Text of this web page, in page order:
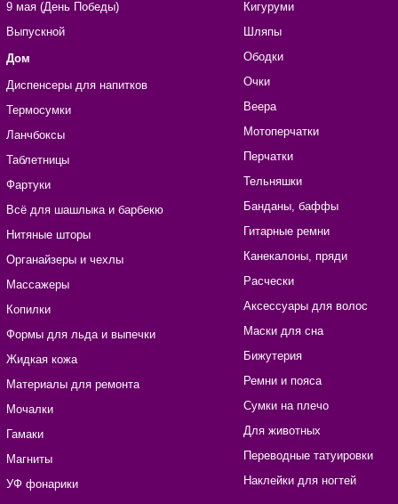
9 мая (День Победы)
Выпускной
Дом
Диспенсеры для напитков
Термосумки
Ланчбоксы
Таблетницы
Фартуки
Всё для шашлыка и барбекю
Нитяные шторы
Органайзеры и чехлы
Массажеры
Копилки
Формы для льда и выпечки
Жидкая кожа
Материалы для ремонта
Мочалки
Гамаки
Магниты
УФ фонарики
Кигуруми
Шляпы
Ободки
Очки
Веера
Мотоперчатки
Перчатки
Тельняшки
Банданы, баффы
Гитарные ремни
Канекалоны, пряди
Расчески
Аксессуары для волос
Маски для сна
Бижутерия
Ремни и пояса
Сумки на плечо
Для животных
Переводные татуировки
Наклейки для ногтей